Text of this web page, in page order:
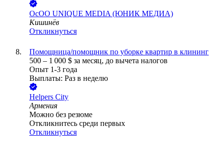
ОсОО UNIQUE MEDIA (ЮНИК МЕДИА)
Кишинёв
Откликнуться
Помощница/помощник по уборке квартир в клининг
500 – 1 000 $ за месяц, до вычета налогов
Опыт 1-3 года
Выплаты: Раз в неделю
Helpers City
Армения
Можно без резюме
Откликнитесь среди первых
Откликнуться